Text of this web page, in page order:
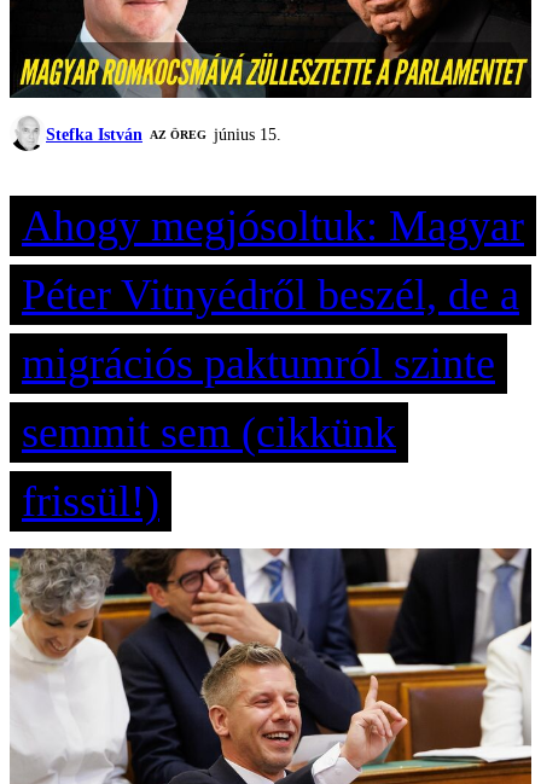
Stefka István AZ ÖREG június 15.
Ahogy megjósoltuk: Magyar
Péter Vitnyédről beszél, de a
migrációs paktumról szinte
semmit sem (cikkünk
frissül!)